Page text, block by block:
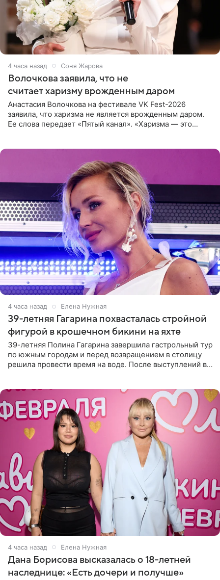
4 часа назад Соня Жарова
Волочкова заявила, что не
считает харизму врожденным даром
Анастасия Волочкова на фестивале VK Fest-2026
заявила, что харизма не является врожденным даром.
Ее слова передает «Пятый канал». «Харизма — это
4 часа назад Елена Нужная
39-летняя Гагарина похвасталась стройной
фигурой в крошечном бикини на яхте
39-летняя Полина Гагарина завершила гастрольный тур
по южным городам и перед возвращением в столицу
решила провести время на воде. После выступлений в
4 часа назад Елена Нужная
Дана Борисова высказалась о 18-летней
наследнице: «Есть дочери и получше»